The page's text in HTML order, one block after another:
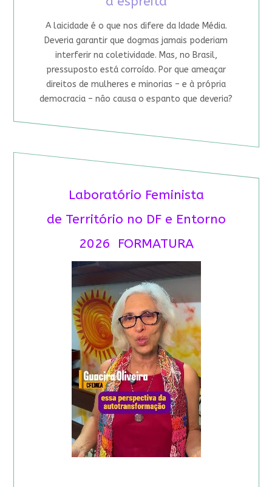
A laicidade é o que nos difere da Idade Média.
Deveria garantir que dogmas jamais poderiam
interferir na coletividade. Mas, no Brasil,
pressuposto está corroído. Por que ameaçar
direitos de mulheres e minorias – e à própria
democracia – não causa o espanto que deveria?
Laboratório Feminista
de Território no DF e Entorno
2026 FORMATURA